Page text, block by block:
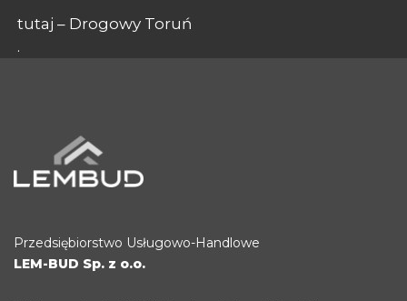
tutaj – Drogowy Toruń
.
Przedsiębiorstwo Usługowo-Handlowe
LEM-BUD Sp. z o.o.